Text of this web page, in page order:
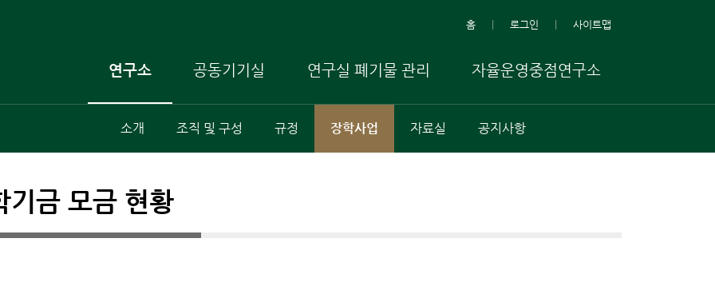
홈 로그인 사이트맵
연구소
소개 조직 및 구성 규정 장학사업 자료실 공지사항
공동기기실 연구실 폐기물 관리 자율운영중점연구소
기금 모금 현황